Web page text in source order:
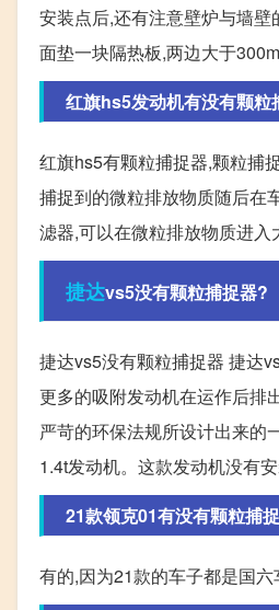
安装点后,还有注意壁炉与墙
面垫一块隔热板,两边大于
红旗hs5发动机有没有颗粒
红旗hs5有颗粒捕捉器,颗粒捕
捕捉到的微粒排放物质随后在
滤器,可以在微粒排放物质进入
捷达vs5没有颗粒捕捉器?
捷达vs5没有颗粒捕捉器 捷达
更多的吸附发动机在运作后排
严苛的环保法规所设计出来的
1.4t发动机。这款发动机没有安
21款领克01有没有颗粒捕
有的,因为21款的车子都是国